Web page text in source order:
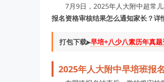
7月9日，2025年人大附中超常
报名资格审核结果怎么通知家长？详
打包下载▶️早培+八少八素历年真
2025年人大附中早培班报